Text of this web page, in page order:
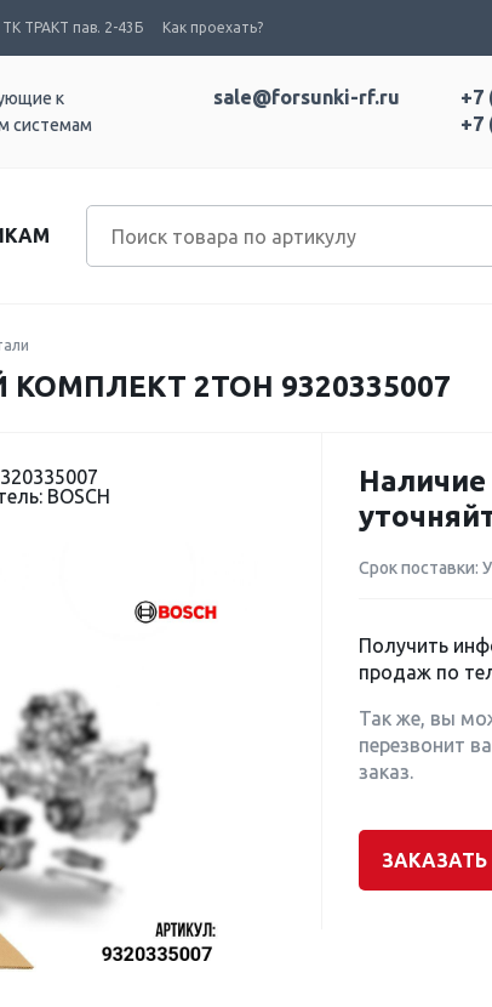
ТРАКТ пав. 2-43Б Как проехать?
к
системам
+7
+7
sale@forsunki-rf.ru
2ТОН 9320335007
BOSCH
Наличие
Срок поставки:
Получить
продаж по
Так же, вы
перезвонит
заказ.